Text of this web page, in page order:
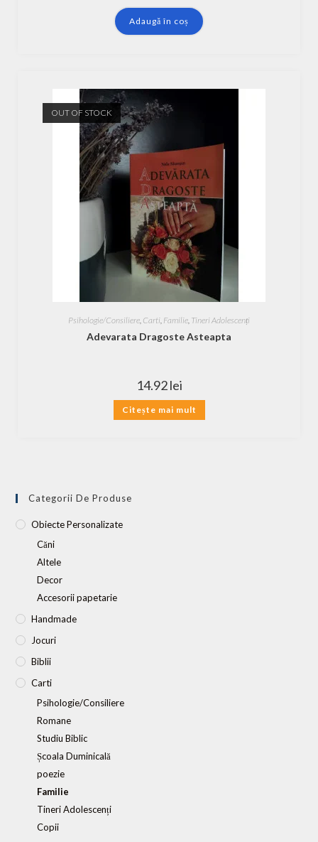
Adaugă în coș
OUT OF STOCK
Psihologie/Consiliere, Carti, Familie, Tineri Adolescenți
Adevarata Dragoste Asteapta
14.92lei
Citește mai mult
Categorii De Produse
Obiecte Personalizate
Căni
Altele
Decor
Accesorii papetarie
Handmade
Jocuri
Biblii
Carti
Psihologie/Consiliere
Romane
Studiu Biblic
Școala Duminicală
poezie
Familie
Tineri Adolescenți
Copii